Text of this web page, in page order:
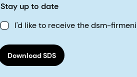
Stay up to date
I'd like to receive the dsm-
Download SDS